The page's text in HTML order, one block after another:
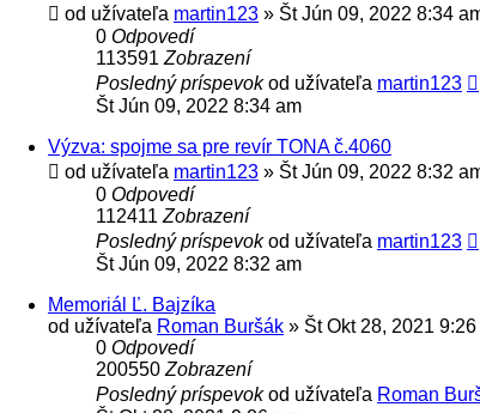
od užívateľa martin123 » Št Jún 09, 2022 8:34
0 Odpovedí
113591 Zobrazení
Posledný príspevokod užívateľa martin123
Št Jún 09, 2022 8:34 am
Výzva: spojme sa pre revír TONA č.4060
od užívateľa martin123 » Št Jún 09, 2022 8:32
0 Odpovedí
112411 Zobrazení
Posledný príspevokod užívateľa martin123
Št Jún 09, 2022 8:32 am
Memoriál Ľ. Bajzíka
od užívateľa Roman Buršák » Št Okt 28, 2021
0 Odpovedí
200550 Zobrazení
Posledný príspevokod užívateľa Roman